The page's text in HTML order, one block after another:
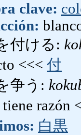
clave:
付ける:
<<< 付
争う:
tiene razón
白黒